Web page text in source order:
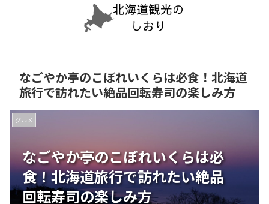
なごやか亭のこぼれいくらは必食！北海道
旅行で訪れたい絶品回転寿司の楽しみ方
なごやか亭のこぼれいくらは必
食！北海道旅行で訪れたい絶品
回転寿司の楽しみ方
グルメ